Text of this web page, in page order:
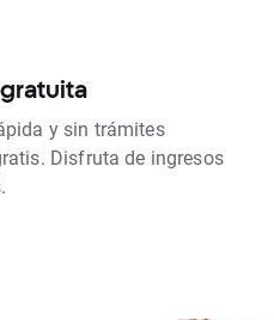
y sin trámites
Disfruta de ingresos